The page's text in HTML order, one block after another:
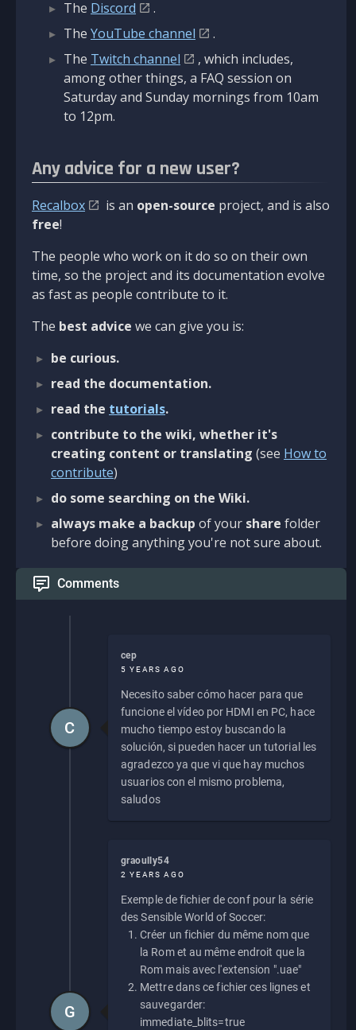
The Discord
.
The YouTube channel
.
The Twitch channel
, which includes,
among other things, a FAQ session on
Saturday and Sunday mornings from 10am
to 12pm.
Any advice for a new user?
Recalbox is an open-source project, and is also
free!
The people who work on it do so on their own
time, so the project and its documentation evolve
as fast as people contribute to it.
The best advice we can give you is:
be curious.
read the documentation.
read the tutorials.
contribute to the wiki, whether it's
creating content or translating (see How to
contribute)
do some searching on the Wiki.
always make a backup of your share folder
before doing anything you're not sure about.
Comments
cep
5 YEARS AGO
Necesito saber cómo hacer para que
funcione el vídeo por HDMI en PC, hace
mucho tiempo estoy buscando la
solución, si pueden hacer un tutorial les
agradezco ya que vi que hay muchos
usuarios con el mismo problema,
saludos
C
graoully54
2 YEARS AGO
Exemple de fichier de conf pour la série
des Sensible World of Soccer:
Créer un fichier du même nom que
la Rom et au même endroit que la
Rom mais avec l'extension ".uae"
Mettre dans ce fichier ces lignes et
sauvegarder:
immediate_blits=true
G